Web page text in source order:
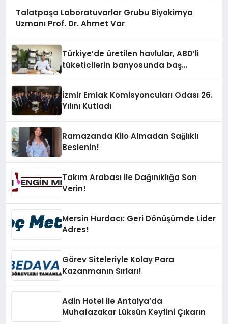
Talatpaşa Laboratuvarlar Grubu Biyokimya
Uzmanı Prof. Dr. Ahmet Var
Türkiye’de üretilen havlular, ABD’li
tüketicilerin banyosunda baş
İzmir Emlak Komisyoncuları Odası 26.
Yılını Kutladı
Ramazanda Kilo Almadan Sağlıklı
Beslenin!
Takım Arabası ile Dağınıklığa Son
Verin!
Mersin Hurdacı: Geri Dönüşümde Lider
Adres!
Görev Siteleriyle Kolay Para
Kazanmanın Sırları!
Adin Hotel ile Antalya’da
Muhafazakar Lüksün Keyfini Çıkarın